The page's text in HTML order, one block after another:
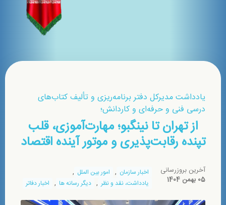
يادداشت مدیرکل دفتر برنامه‌ریزی و تألیف کتاب‌های
درسی فنی و حرفه‌ای و کاردانش؛
از تهران تا نینگبو؛ مهارت‌‌آموزی، قلب
تپنده رقابت‌پذیری و موتور آینده اقتصاد
آخرین بروزرسانی
05 بهمن 1404
اخبار سازمان , امور بین الملل ,
یادداشت، نقد و نظر , دیگر رسانه ها , اخبار دفاتر